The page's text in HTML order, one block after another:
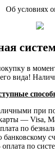
Об условиях
в
вида!
при
— Visa,
по
банковскому
оплата по